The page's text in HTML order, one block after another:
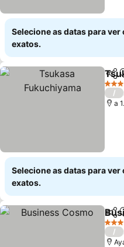
Selecione as datas para ver
exatos.
3
/
a
Selecione as datas para ver
exatos.
3
/